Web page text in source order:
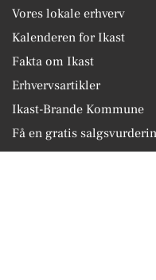
Vores lokale erhverv
Kalenderen for Ikast
Fakta om Ikast
Erhvervsartikler
Ikast-Brande Kommune
Få en gratis